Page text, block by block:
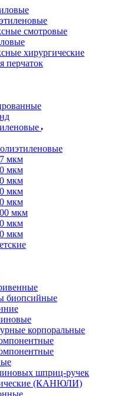
смотровые
хирургические
перчаток
мкм
мкм
мкм
мкм
мкм
мкм
мкм
мкм
биопсийные
корпоральные
шприц-ручек
(КАНЮЛИ)